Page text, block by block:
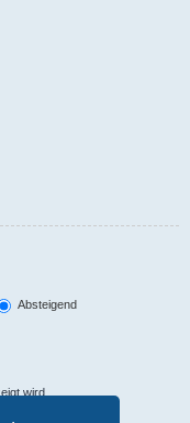
Absteigend
wird.